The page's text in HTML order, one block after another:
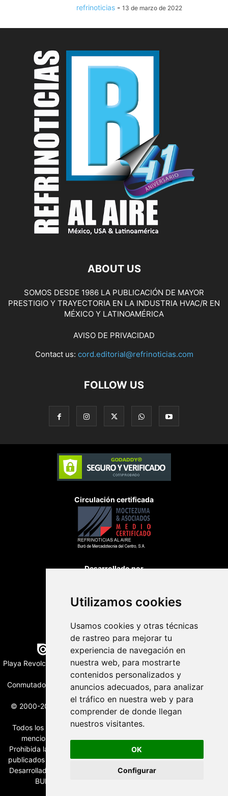
Utilizamos cookies
Usamos cookies y otras técnicas
de rastreo para mejorar tu
experiencia de navegación en
nuestra web, para mostrarte
contenidos personalizados y
anuncios adecuados, para analizar
el tráfico en nuestra web y para
comprender de donde llegan
nuestros visitantes.
OK
Configurar
refrinoticias - 13 de marzo de 2022
ABOUT US
SOMOS DESDE 1986 LA PUBLICACIÓN DE MAYOR
PRESTIGIO Y TRAYECTORIA EN LA INDUSTRIA HVAC/R EN
MÉXICO Y LATINOAMÉRICA
AVISO DE PRIVACIDAD
Contact us: cord.editorial@refrinoticias.com
FOLLOW US
Circulación certificada
Desarrollado por
Edición digital con tecnología
Playa Revolcadero 222 Col. Reforma Iztaccihuatl Norte C.P. 08810
CIUDAD DE MEXICO
Conmutador CIUDAD DE MEXICO (+52) 555 740 4476, 555 740
© 2000-2026 BURO DE MERCADOTECNIA DEL CENTRO, S.A.
Todos los derechos reservados
Todos los nombres, marcas, logotipos, productos e imagenes
mencionados son propiedad de sus respectivos dueños
Prohibida la reproducción total o parcial de los contenidos aqui
publicados incluyendo cualquier medio electrónico o magnético
Desarrollado por REFRINOTICIAS INTERACTIVE una división de
BURO DE MERCADOTECNIA DEL CENTRO, S.A.